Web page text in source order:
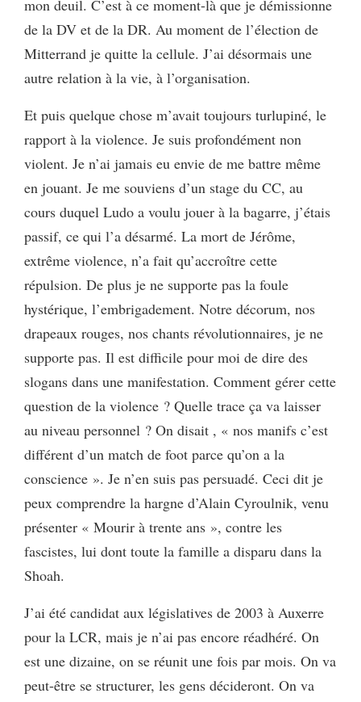
mon deuil. C’est à ce moment-là que je démissionne
de la DV et de la DR. Au moment de l’élection de
Mitterrand je quitte la cellule. J’ai désormais une
autre relation à la vie, à l’organisation.
Et puis quelque chose m’avait toujours turlupiné, le
rapport à la violence. Je suis profondément non
violent. Je n’ai jamais eu envie de me battre même
en jouant. Je me souviens d’un stage du CC, au
cours duquel Ludo a voulu jouer à la bagarre, j’étais
passif, ce qui l’a désarmé. La mort de Jérôme,
extrême violence, n’a fait qu’accroître cette
répulsion. De plus je ne supporte pas la foule
hystérique, l’embrigadement. Notre décorum, nos
drapeaux rouges, nos chants révolutionnaires, je ne
supporte pas. Il est difficile pour moi de dire des
slogans dans une manifestation. Comment gérer cette
question de la violence ? Quelle trace ça va laisser
au niveau personnel ? On disait , « nos manifs c’est
différent d’un match de foot parce qu’on a la
conscience ». Je n’en suis pas persuadé. Ceci dit je
peux comprendre la hargne d’Alain Cyroulnik, venu
présenter « Mourir à trente ans », contre les
fascistes, lui dont toute la famille a disparu dans la
Shoah.
J’ai été candidat aux législatives de 2003 à Auxerre
pour la LCR, mais je n’ai pas encore réadhéré. On
est une dizaine, on se réunit une fois par mois. On va
peut-être se structurer, les gens décideront. On va